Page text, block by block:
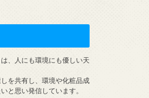
、人にも環境にも優しい天
を共有し、環境や化粧品成
と思い発信しています。